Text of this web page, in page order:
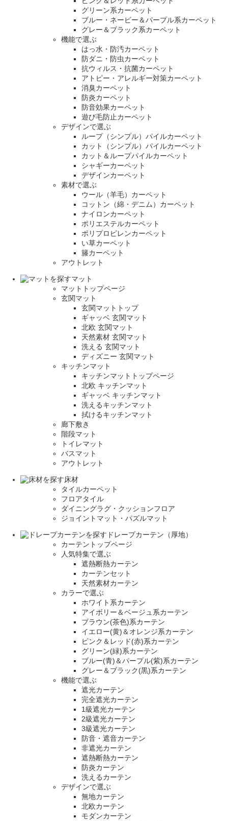
グリーン系カーペット
ブルー・ネービー＆パープル系カーペット
グレー＆ブラック系カーペット
機能で選ぶ
はっ水・防汚カーペット
防ダニ・防虫カーペット
抗ウィルス・抗菌カーペット
アトピー・アレルギー対策カーペット
消臭カーペット
防炎カーペット
防音効果カーペット
遊び毛防止カーペット
デザインで選ぶ
ループ（シンプル）パイルカーペット
カット（シンプル）パイルカーペット
カット＆ループパイルカーペット
シャギーカーペット
デザインカーペット
素材で選ぶ
ウール（羊毛）カーペット
コットン（綿・デニム）カーペット
ナイロンカーペット
ポリエステルカーペット
ポリプロピレンカーペット
い草カーペット
籐カーペット
アウトレット
マット
マットトップページ
玄関マット
玄関マットトップ
ギャッベ 玄関マット
北欧 玄関マット
天然素材 玄関マット
洗える 玄関マット
ディズニー 玄関マット
キッチンマット
キッチンマットトップページ
北欧 キッチンマット
ギャッベ キッチンマット
洗えるキッチンマット
拭けるキッチンマット
廊下敷き
階段マット
トイレマット
バスマット
アウトレット
床材
タイルカーペット
フロアタイル
ダイニングラグ・クッションフロア
ジョイントマット・パズルマット
ドレープカーテン（厚地）
カーテントップページ
人気特集で選ぶ
遮熱断熱カーテン
カーテンセット
天然素材カーテン
カラーで選ぶ
ホワイト系カーテン
アイボリー＆ベージュ系カーテン
ブラウン(茶色)系カーテン
イエロー(黄)＆オレンジ系カーテン
ピンク＆レッド(赤)系カーテン
グリーン(緑)系カーテン
ブルー(青)＆パープル(紫)系カーテン
グレー＆ブラック(黒)系カーテン
機能で選ぶ
遮光カーテン
完全遮光カーテン
1級遮光カーテン
2級遮光カーテン
3級遮光カーテン
防音・遮音カーテン
非遮光カーテン
遮熱断熱カーテン
防炎カーテン
洗えるカーテン
デザインで選ぶ
無地カーテン
北欧カーテン
モダンカーテン